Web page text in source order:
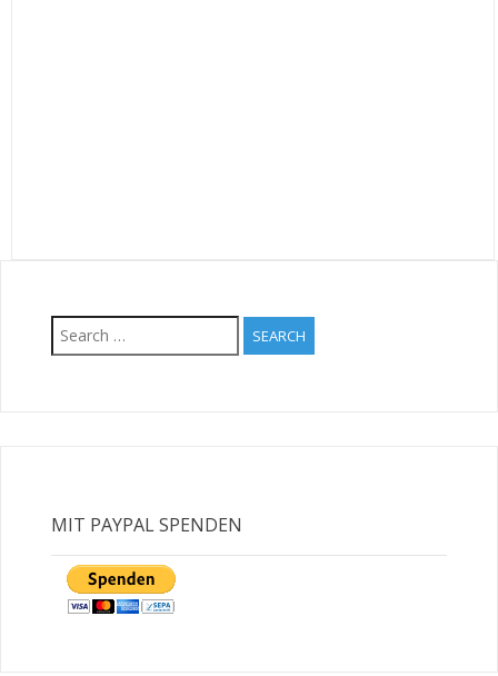
Search
for:
MIT PAYPAL SPENDEN